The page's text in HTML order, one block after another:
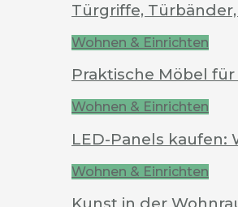
Türgriffe,
Wohnen & Einrichten
Praktische Möbel
Wohnen & Einrichten
LED-Panels kaufen:
Wohnen & Einrichten